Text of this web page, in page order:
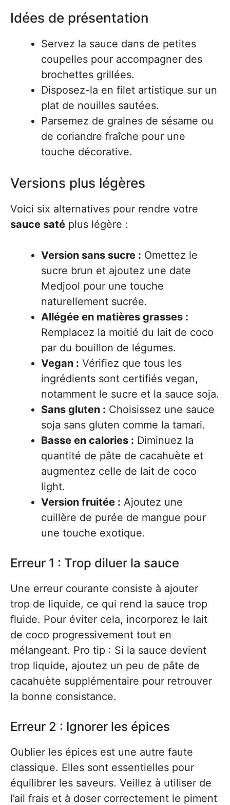
Idées de présentation
Servez la sauce dans de petites
coupelles pour accompagner des
brochettes grillées.
Disposez-la en filet artistique sur un
plat de nouilles sautées.
Parsemez de graines de sésame ou
de coriandre fraîche pour une
touche décorative.
Versions plus légères
Voici six alternatives pour rendre votre
sauce saté plus légère :
Version sans sucre : Omettez le
sucre brun et ajoutez une date
Medjool pour une touche
naturellement sucrée.
Allégée en matières grasses :
Remplacez la moitié du lait de coco
par du bouillon de légumes.
Vegan : Vérifiez que tous les
ingrédients sont certifiés vegan,
notamment le sucre et la sauce soja.
Sans gluten : Choisissez une sauce
soja sans gluten comme la tamari.
Basse en calories : Diminuez la
quantité de pâte de cacahuète et
augmentez celle de lait de coco
light.
Version fruitée : Ajoutez une
cuillère de purée de mangue pour
une touche exotique.
Erreur 1 : Trop diluer la sauce
Une erreur courante consiste à ajouter
trop de liquide, ce qui rend la sauce trop
fluide. Pour éviter cela, incorporez le lait
de coco progressivement tout en
mélangeant. Pro tip : Si la sauce devient
trop liquide, ajoutez un peu de pâte de
cacahuète supplémentaire pour retrouver
la bonne consistance.
Erreur 2 : Ignorer les épices
Oublier les épices est une autre faute
classique. Elles sont essentielles pour
équilibrer les saveurs. Veillez à utiliser de
l’ail frais et à doser correctement le piment